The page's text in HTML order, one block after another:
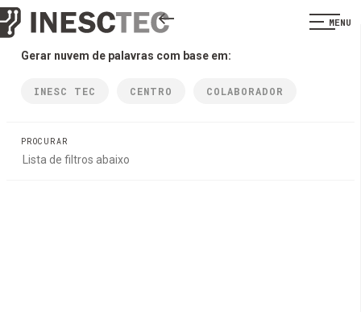
MENU
Gerar nuvem de palavras com base em:
INESC TEC CENTRO COLABORADOR
PROCURAR